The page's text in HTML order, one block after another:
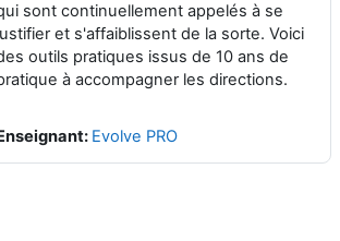
sont continuellement appelés à se
et s'affaiblissent de la sorte. Voici
outils pratiques issus de 10 ans de
à accompagner les directions.
Evolve PRO